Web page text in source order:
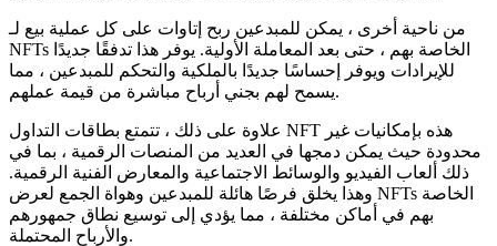
من ناحية أخرى ، يمكن للمبدعين ربح إتاوات على كل عملية بيع لـ
NFTs الخاصة بهم ، حتى بعد المعاملة الأولية. يوفر هذا تدفقًا جديدًا
للإيرادات ويوفر إحساسًا جديدًا بالملكية والتحكم للمبدعين ، مما
يسمح لهم بجني أرباح مباشرة من قيمة عملهم.
علاوة على ذلك ، تتمتع بطاقات التداول NFT هذه بإمكانيات غير
محدودة حيث يمكن دمجها في العديد من المنصات الرقمية ، بما في
ذلك ألعاب الفيديو والوسائط الاجتماعية والمعارض الفنية الرقمية.
وهذا يخلق فرصًا هائلة للمبدعين وهواة الجمع لعرض NFTs الخاصة
بهم في أماكن مختلفة ، مما يؤدي إلى توسيع نطاق جمهورهم
والأرباح المحتملة.